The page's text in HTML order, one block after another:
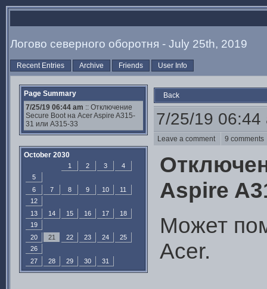
Логово северного оборотня - July 25th, 2019
Recent Entries Archive Friends User Info
Page Summary
7/25/19 06:44 am :: Отключение
Secure Boot на Acer Aspire A315-
31 или A315-33
October 2030
1 2 3
4
5
6
7 8 9 10
11
12
13
14 15 16 17
18
19
20
21 22 23 24
25
26
27
28 29 30 31
Back
7/25/19 06:44
Leave a comment 9
Aspire
Может
Acer.